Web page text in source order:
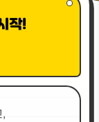
작!
,